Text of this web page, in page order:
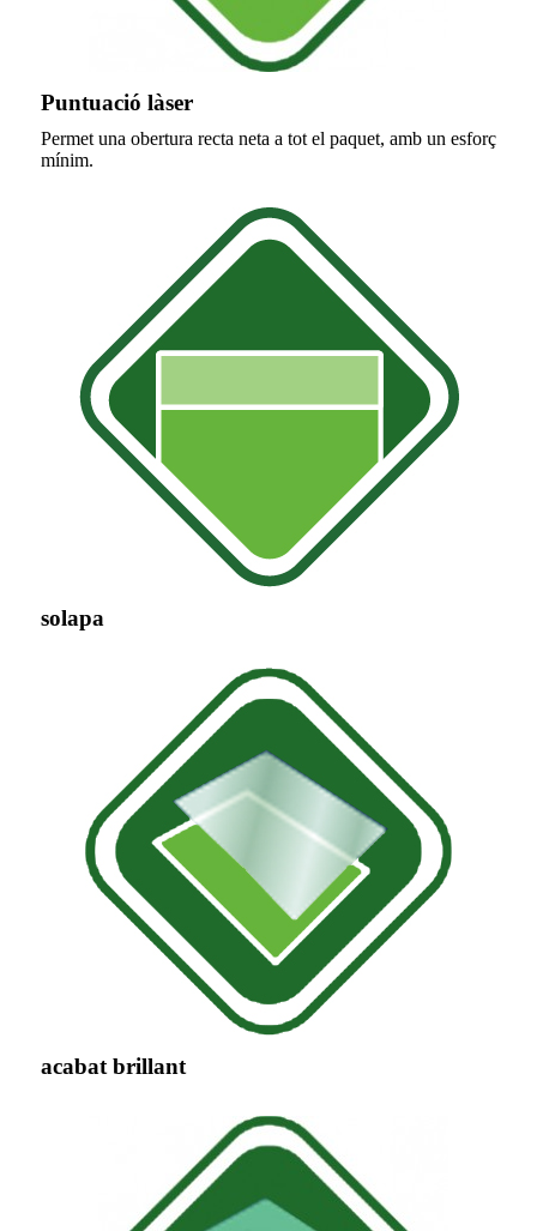
Puntuació làser
Permet una obertura recta neta a tot el paquet, amb un esforç
mínim.
solapa
acabat brillant